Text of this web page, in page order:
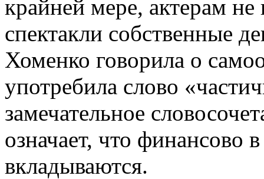
крайней мере, актерам не
спектакли собственные
Хоменко говорила о
употребила слово
замечательное
означает, что финансово
вкладываются.